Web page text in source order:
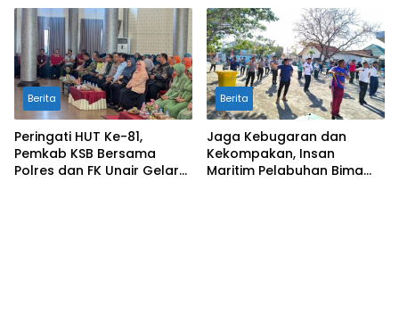
Hidayatullah
Berita
Peringati HUT Ke-81,
Pemkab KSB Bersama
Polres dan FK Unair Gelar
Berita
Jaga Kebugaran dan
Kekompakan, Insan
Maritim Pelabuhan Bima